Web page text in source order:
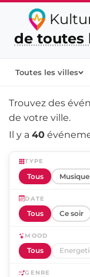
de toutes
Toutes les villes
Trouvez des
de votre ville.
Il y a 40
TYPE
Tous
DATE
Tous Ce soir
MOOD
Tous
GENRE